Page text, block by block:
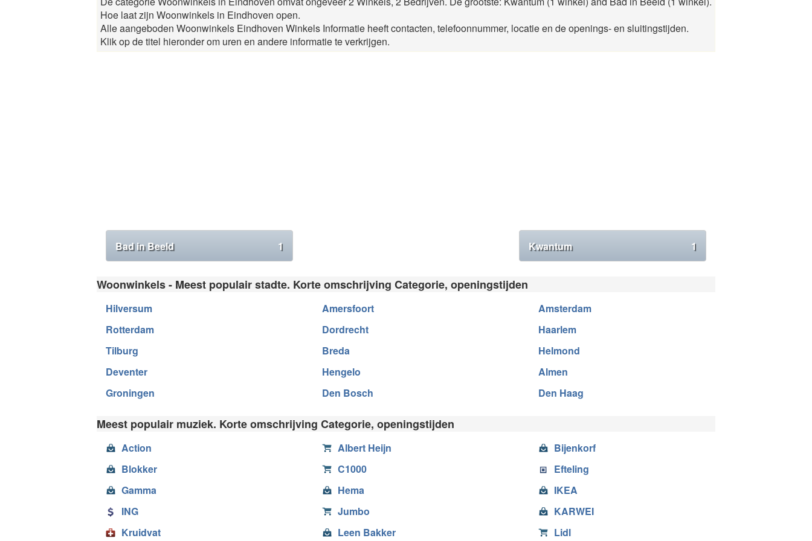
Hoe laat zijn Woonwinkels in Eindhoven open.
Alle aangeboden Woonwinkels Eindhoven Winkels Informatie heeft contacten, telefoonnummer, locatie en de openings- en sluitingstijden.
Klik op de titel hieronder om uren en andere informatie te verkrijgen.
Bad in Beeld 1 Kwantum 1
Woonwinkels - Meest populair stadte. Korte omschrijving Categorie, openingstijden
Hilversum Amersfoort
Amsterdam
Rotterdam
Dordrecht
Haarlem
Tilburg
Breda
Helmond
Deventer
Hengelo
Almen
Groningen
Den Bosch Den Haag
Meest populair muziek. Korte omschrijving Categorie, openingstijden
Action Albert Heijn
Bijenkorf
Blokker
C1000
Efteling
Gamma
Hema
IKEA
ING
Jumbo
KARWEI
Kruidvat
Leen Bakker Lidl